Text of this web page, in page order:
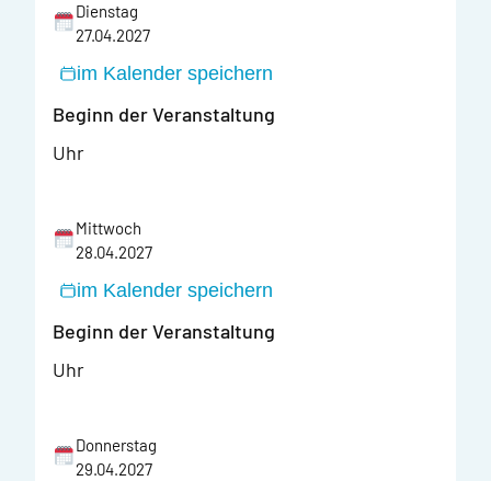
Dienstag
27.04.2027
im Kalender speichern
Beginn der Veranstaltung
Uhr
Mittwoch
28.04.2027
im Kalender speichern
Beginn der Veranstaltung
Uhr
Donnerstag
29.04.2027